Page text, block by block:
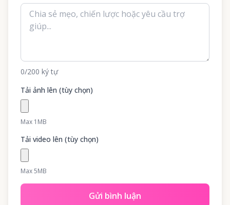
0/200 ký tự
Tải ảnh lên (tùy chọn)
Max 1MB
Tải video lên (tùy chọn)
Max 5MB
Gửi bình luận